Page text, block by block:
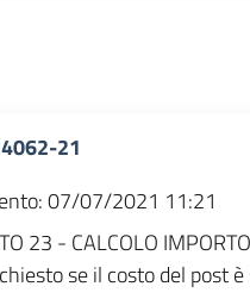
21
07/07/2021 11:21
23 - CALCOLO
se il costo del post